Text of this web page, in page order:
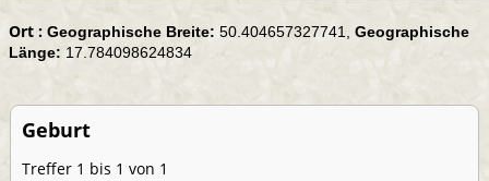
Ort : Geographische Breite: 50.404657327741, Geographische
Länge: 17.784098624834
Geburt
Treffer 1 bis 1 von 1